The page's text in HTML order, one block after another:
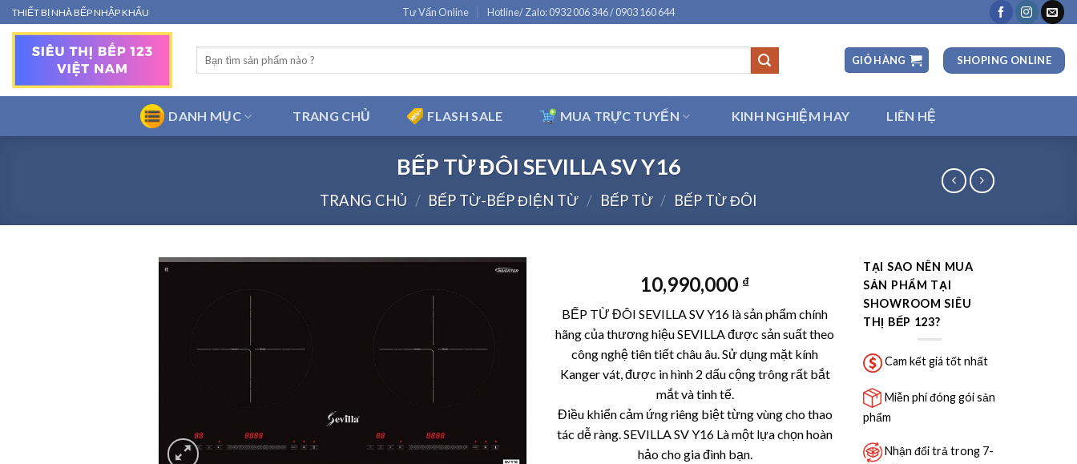
Bỏ
qua
THIẾT BỊ NHÀ BẾP NHẬP KHẨU Tư Vấn Online Hotline/ Zalo: 0932 006 346 / 0903 160 644
Tìm
kiếm:
GIỎ HÀNG SHOPING ONLINE
DANH MỤC TRANG CHỦ FLASH SALE MUA TRỰC TUYẾN KINH NGHIỆM HAY LIÊN HỆ
BẾP TỪ ĐÔI SEVILLA SV Y16
TRANG CHỦ / BẾP TỪ-BẾP ĐIỆN TỪ / BẾP TỪ / BẾP TỪ ĐÔI
10,990,000 ₫
BẾP TỪ ĐÔI SEVILLA SV Y16 là sản phẩm chính
hãng của thương hiệuSEVILLA được sản suất theo
công nghệ tiên tiết châu âu. Sử dụng mặt kính
Kanger vát, được in hình 2 dấu cộng trông rất bắt
mắt và tinh tế.
Điều khiển cảm ứng riêng biệt từng vùng cho thao
tác dễ ràng. SEVILLA SV Y16 Là một lựa chọn hoàn
hảo cho gia đình bạn.
TẠI SAO NÊN MUA
SẢN PHẨM TẠI
SHOWROOM SIÊU
THỊ BẾP 123?
Cam kết giá tốt nhất
Miễn phí đóng gói sản
phẩm
Nhận đổi trả trong 7-